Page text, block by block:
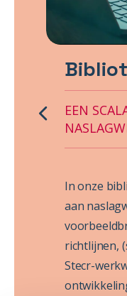
Previous
EEN
In onze
aan
richtlijnen,
Stecr-